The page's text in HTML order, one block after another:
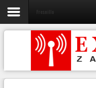
Fresnillo